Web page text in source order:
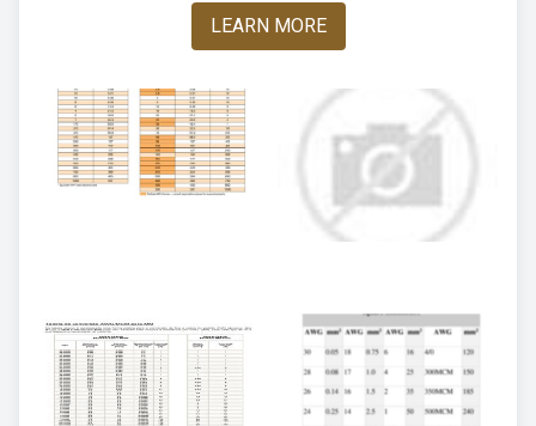
LEARN MORE